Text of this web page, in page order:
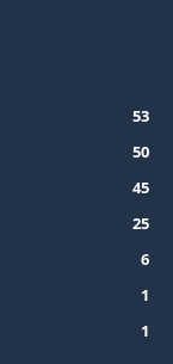
53
50
45
25
6
1
1